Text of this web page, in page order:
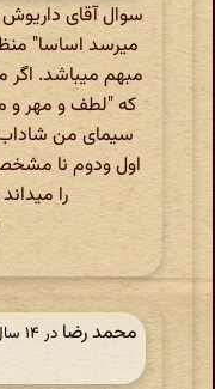
سوال آقای
میرسد اساسا"
مبهم میباشد.
که "لطف و مهر و
سیمای من
اول ودوم نا
را
محمد رضا